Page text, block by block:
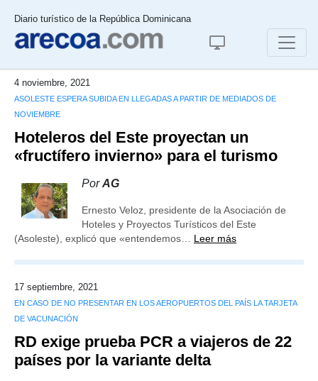
Diario turístico de la República Dominicana
4 noviembre, 2021
ASOLESTE ESPERA SUBIDA EN LLEGADAS A PARTIR DE MEDIADOS DE
NOVIEMBRE
Hoteleros del Este proyectan un
«fructífero invierno» para el turismo
PorAG
Ernesto Veloz, presidente de la Asociación de
Hoteles y Proyectos Turísticos del Este
(Asoleste), explicó que «entendemos… Leer más
17 septiembre, 2021
EN CASO DE NO PRESENTAR EN LOS AEROPUERTOS DEL PAÍS LA TARJETA
DE VACUNACIÓN
RD exige prueba PCR a viajeros de 22
países por la variante delta